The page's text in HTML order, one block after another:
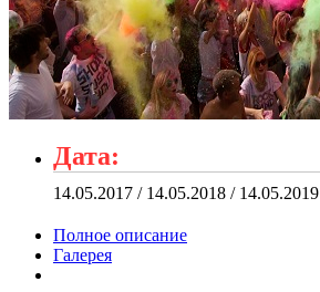
Дата:
14.05.2017 / 14.05.2018 / 14.05.2019
Полное описание
Галерея